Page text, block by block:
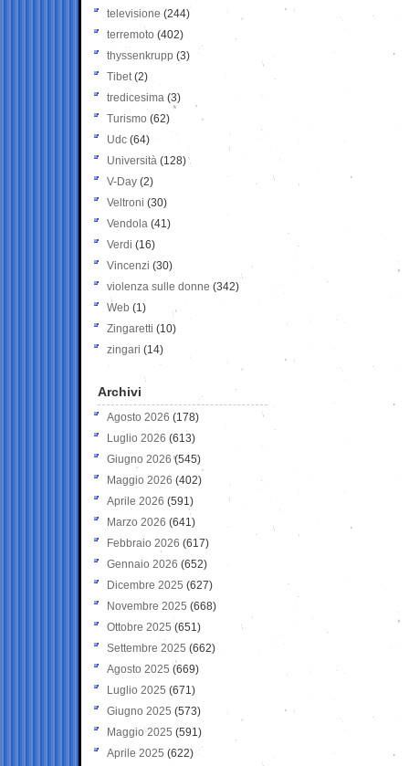
televisione(244)
terremoto (402)
thyssenkrupp (3)
Tibet(2)
tredicesima (3)
Turismo (62)
Udc (64)
Università (128)
V-Day (2)
Veltroni (30)
Vendola (41)
Verdi (16)
Vincenzi (30)
violenza sulle donne (342)
Web (1)
Zingaretti (10)
zingari (14)
Archivi
Agosto 2026 (178)
Luglio 2026 (613)
Giugno 2026 (545)
Maggio 2026 (402)
Aprile 2026 (591)
Marzo 2026 (641)
Febbraio 2026 (617)
Gennaio 2026 (652)
Dicembre 2025 (627)
Novembre 2025 (668)
Ottobre 2025 (651)
Settembre 2025 (662)
Agosto 2025 (669)
Luglio 2025 (671)
Giugno 2025 (573)
Maggio 2025 (591)
Aprile 2025 (622)